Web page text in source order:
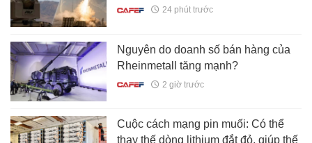
24 phút trước
Nguyên do doanh số bán hàng của
Rheinmetall tăng mạnh?
2 giờ trước
Cuộc cách mạng pin muối: Có thể
thay thế dòng lithium đắt đỏ, giúp thế